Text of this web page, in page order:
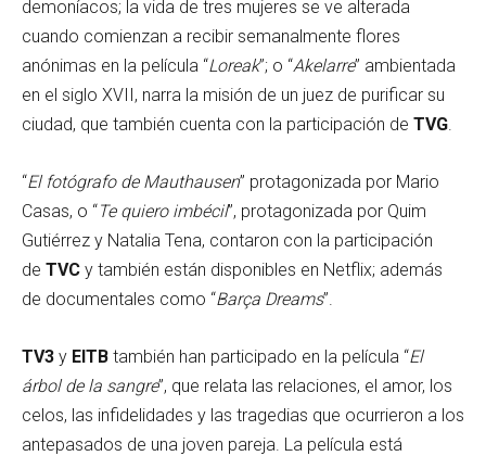
demoníacos; la vida de tres mujeres se ve alterada
cuando comienzan a recibir semanalmente flores
anónimas en la película “Loreak”; o “Akelarre” ambientada
en el siglo XVII, narra la misión de un juez de purificar su
ciudad, que también cuenta con la participación de TVG
“El fotógrafo de Mauthausen” protagonizada por Mario
Casas, o “Te quiero imbécil”, protagonizada por Quim
Gutiérrez y Natalia Tena, contaron con la participación
de TVC y también están disponibles en Netflix; además
de documentales como “Barça Dreams”.
TV3 y EITB también han participado en la película “El
árbol de la sangre”, que relata las relaciones, el amor, los
celos, las infidelidades y las tragedias que ocurrieron a los
antepasados de una joven pareja. La película está